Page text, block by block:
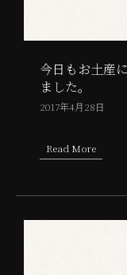
今日もお土産
ました。
2017年4月28日
Read More